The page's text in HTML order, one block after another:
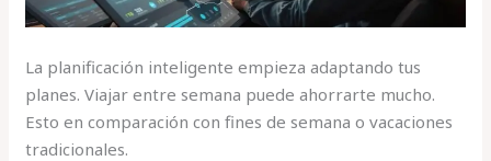
La planificación inteligente empieza adaptando tus
planes. Viajar entre semana puede ahorrarte mucho.
Esto en comparación con fines de semana o vacaciones
tradicionales.